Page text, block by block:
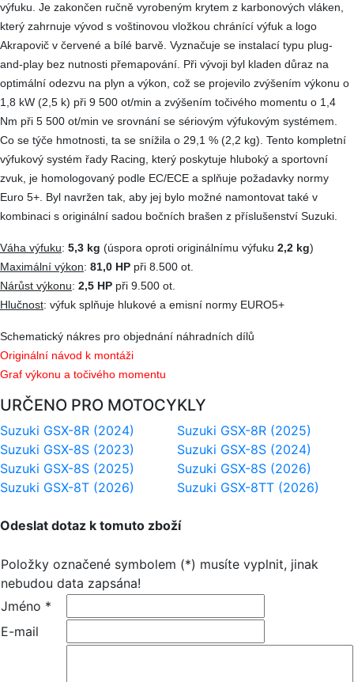
výfuku. Je zakončen ručně vyrobeným krytem z karbonových vláken,
který zahrnuje vývod s voštinovou vložkou chránící výfuk a logo
Akrapovič v červené a bílé barvě. Vyznačuje se instalací typu plug-
and-play bez nutnosti přemapování. Při vývoji byl kladen důraz na
optimální odezvu na plyn a výkon, což se projevilo zvýšením výkonu o
1,8 kW (2,5 k) při 9 500 ot/min a zvýšením točivého momentu o 1,4
Nm při 5 500 ot/min ve srovnání se sériovým výfukovým systémem.
Co se týče hmotnosti, ta se snížila o 29,1 % (2,2 kg). Tento kompletní
výfukový systém řady Racing, který poskytuje hluboký a sportovní
zvuk, je homologovaný podle EC/ECE a splňuje požadavky normy
Euro 5+. Byl navržen tak, aby jej bylo možné namontovat také v
kombinaci s originální sadou bočních brašen z příslušenství Suzuki.
Váha výfuku: 5,3 kg (úspora oproti originálnímu výfuku 2,2 kg)
Maximální výkon: 81,0 HP při 8.500 ot.
Nárůst výkonu: 2,5 HP při 9.500 ot.
Hlučnost: výfuk splňuje hlukové a emisní normy EURO5+
Schematický nákres pro objednání náhradních dílů
Originální návod k montáži
Graf výkonu a točivého momentu
URČENO PRO MOTOCYKLY
Suzuki GSX-8R (2024)
Suzuki GSX-8R (2025)
Suzuki GSX-8S (2023)
Suzuki GSX-8S (2024)
Suzuki GSX-8S (2025)
Suzuki GSX-8S (2026)
Suzuki GSX-8T (2026)
Suzuki GSX-8TT (2026)
Odeslat dotaz k tomuto zboží
Položky označené symbolem (*) musíte vyplnit, jinak
nebudou data zapsána!
Jméno *
E-mail